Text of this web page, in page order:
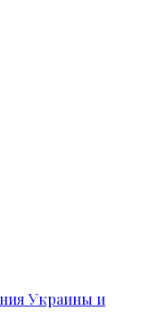
Украины и